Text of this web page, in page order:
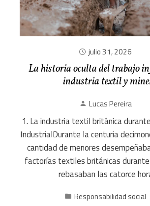
julio 31, 2026
La historia oculta del trabajo
industria textil y
Lucas Pereira
1. La industria textil británica
IndustrialDurante la centuria
cantidad de menores
factorías textiles británicas
rebasaban las catorce
Responsabilidad social